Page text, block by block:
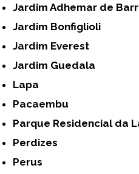
Jardim Adhemar de
Jardim Bonfiglioli
Jardim Everest
Jardim Guedala
Lapa
Pacaembu
Parque Residencial da
Perdizes
Perus